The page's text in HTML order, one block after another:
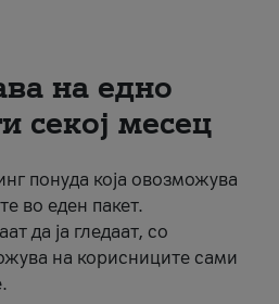
на едно
секој месец
понуда која овозможува
во еден пакет.
да ја гледаат, со
на корисниците сами